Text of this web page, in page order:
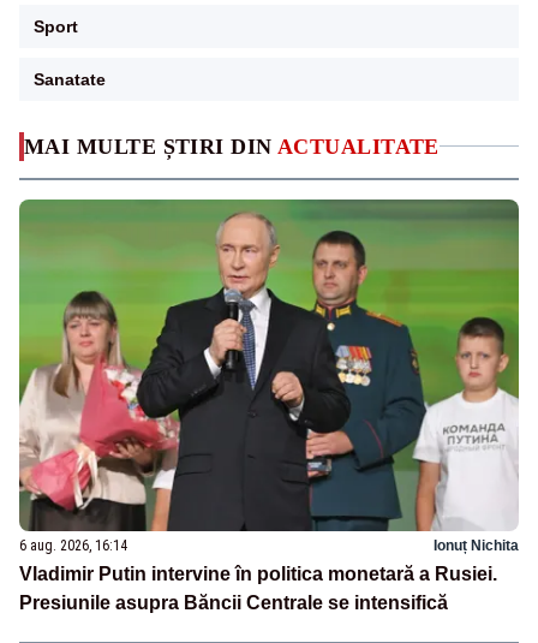
MAI MULTE ȘTIRI DIN ACTUALITATE
6 aug. 2026, 16:14 Ionuț Nichita
Vladimir Putin intervine în politica monetară a Rusiei.
Presiunile asupra Băncii Centrale se intensifică
Sport
Sanatate